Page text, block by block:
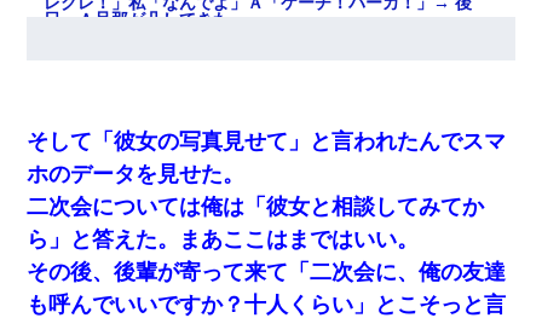
日、Ａ旦那が凸してきた
【衝撃】婚約者「兄と結婚はするけど嫁入りするわけじゃ
ない。お互い干渉はしないようにしましょう」→ その後に
結納金の話をしたので、母が・・・
私『貯金貯まったし、やっと家建てられるね！』夫「実家
を二世帯住宅にした。それに貯金使った」→私『離婚しよ
う』夫「えっ」私『使った貯金はあげるから』→すると…
そして「彼女の写真見せて」と言われたんでスマ
ホのデータを見せた。
二次会については俺は「彼女と相談してみてか
ら」と答えた。まあここはまではいい。
その後、後輩が寄って来て「二次会に、俺の友達
も呼んでいいですか？十人くらい」とこそっと言